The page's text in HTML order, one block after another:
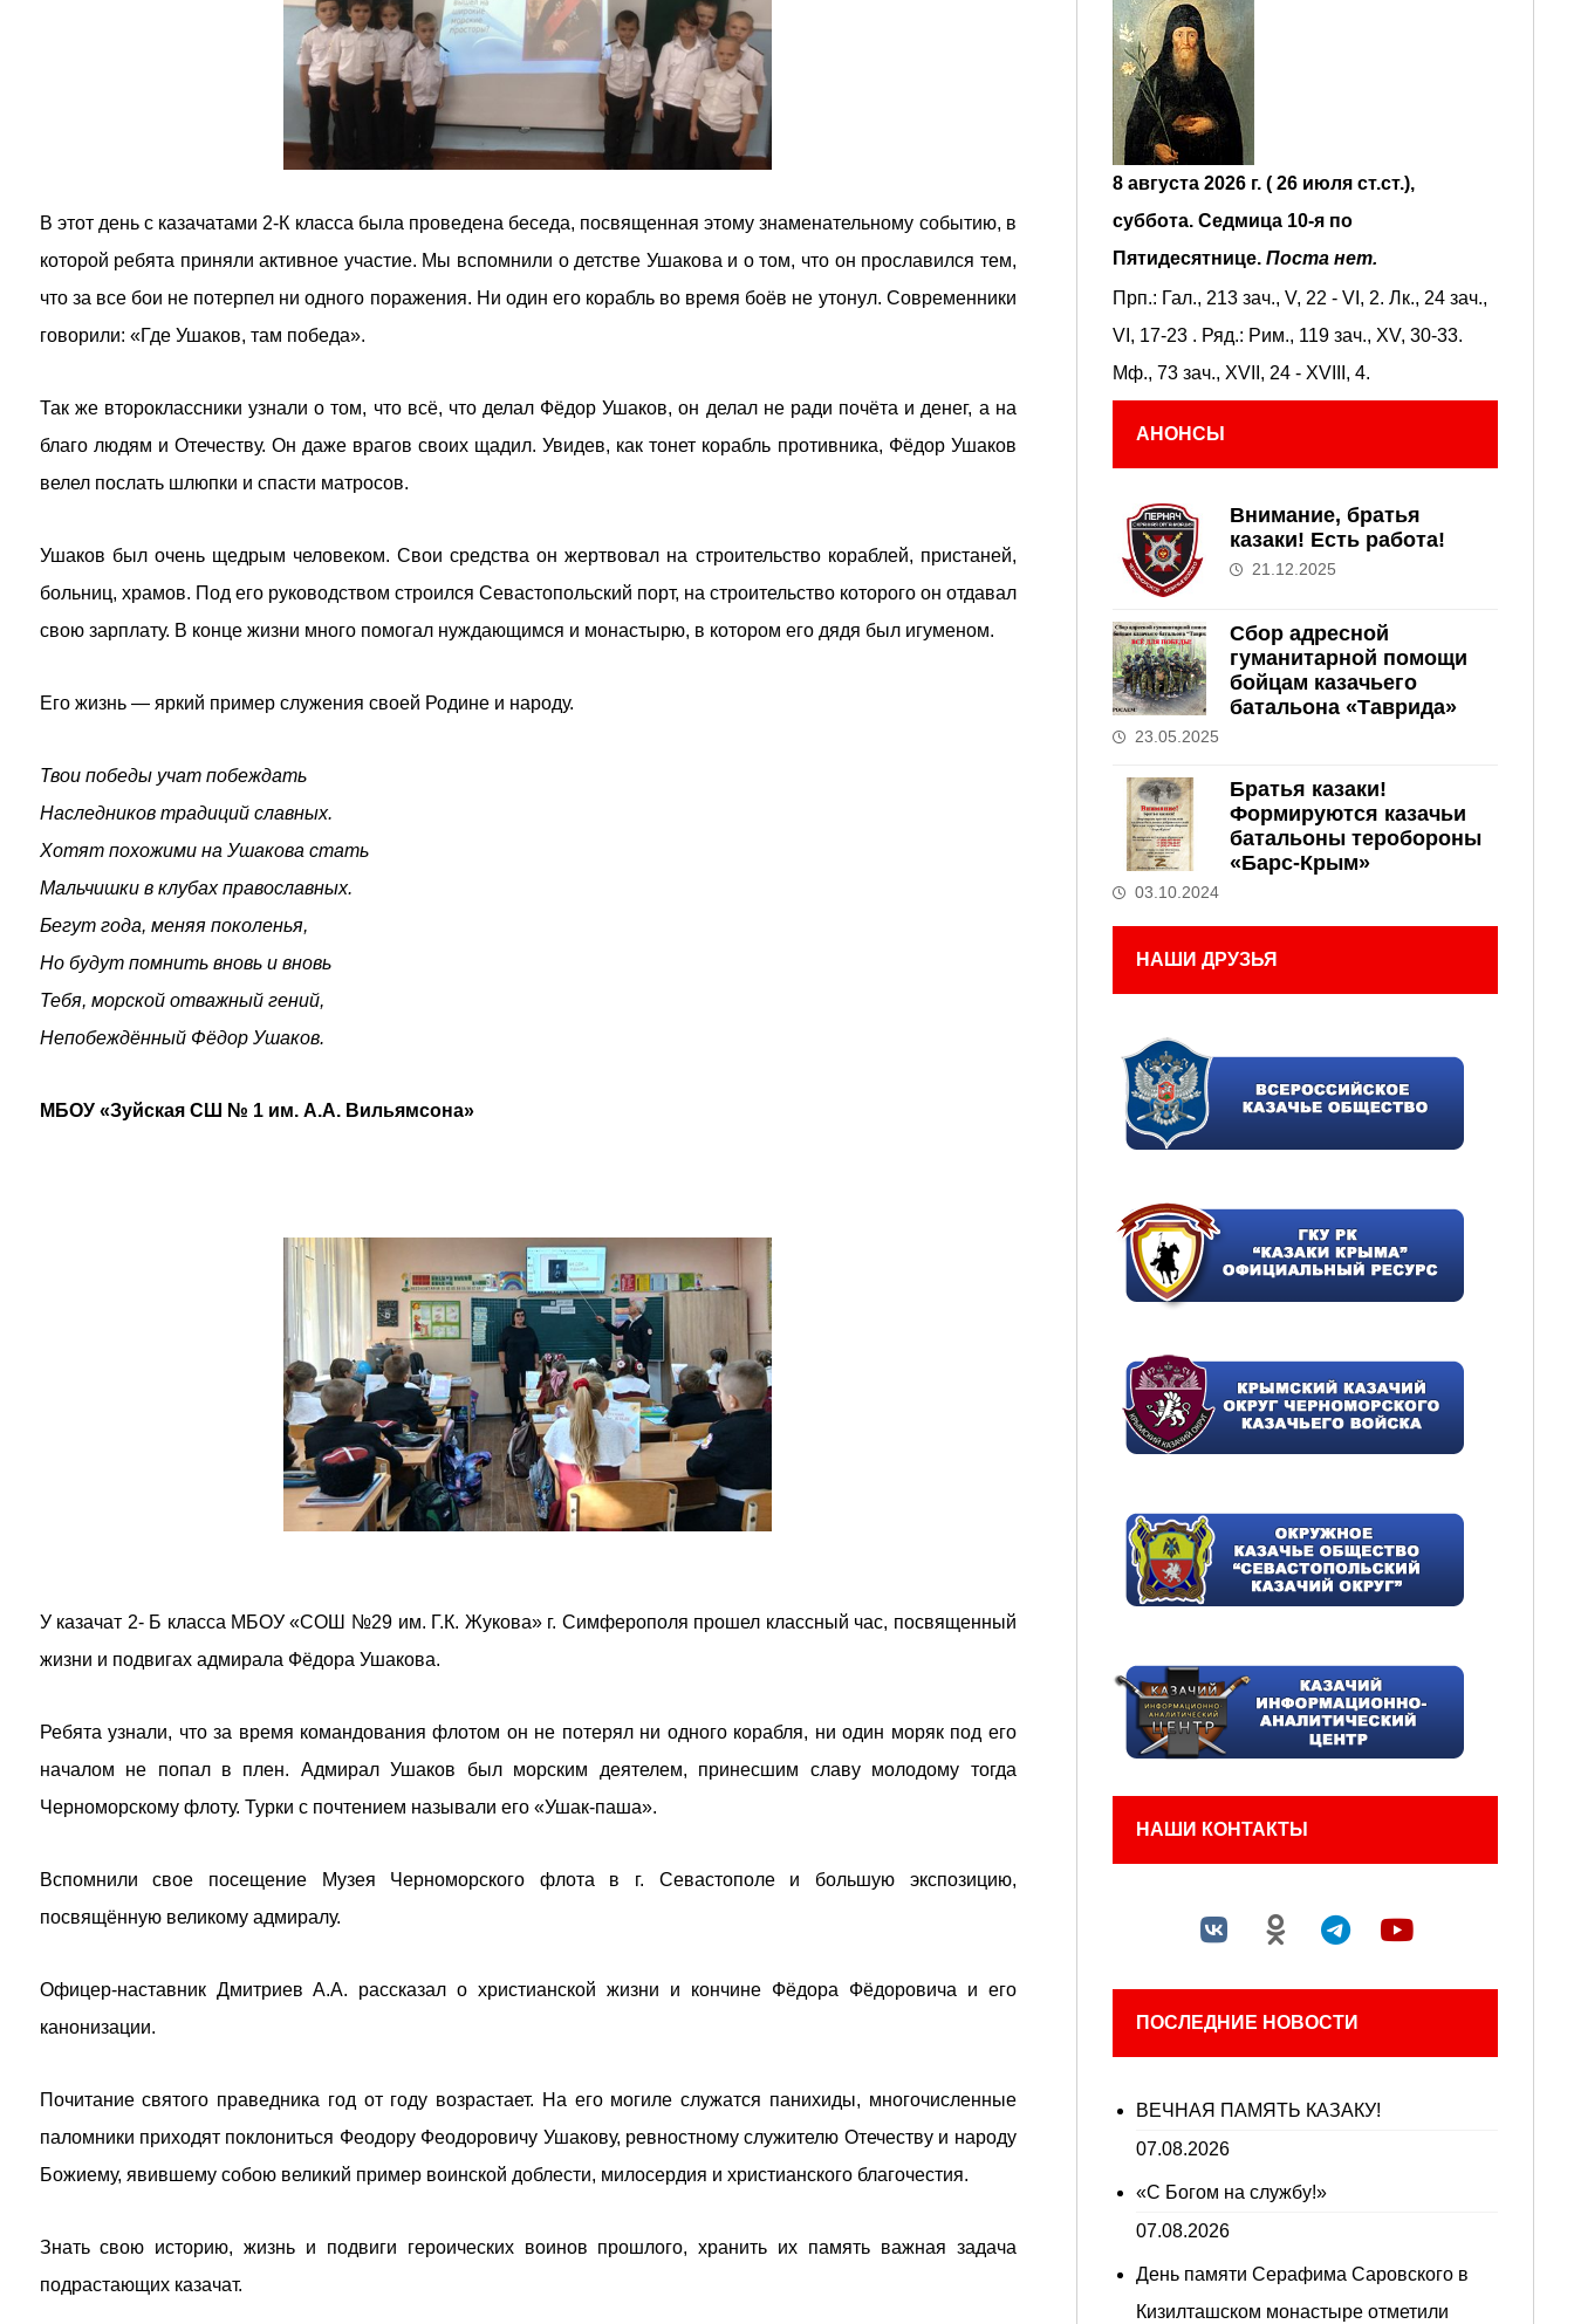
В этот день с казачатами 2-К класса была проведена беседа, посвященная этому знаменательному событию, в
которой ребята приняли активное участие. Мы вспомнили о детстве Ушакова и о том, что он прославился тем,
что за все бои не потерпел ни одного поражения. Ни один его корабль во время боёв не утонул. Современники
говорили: «Где Ушаков, там победа».
Так же второклассники узнали о том, что всё, что делал Фёдор Ушаков, он делал не ради почёта и денег, а на
благо людям и Отечеству. Он даже врагов своих щадил. Увидев, как тонет корабль противника, Фёдор Ушаков
велел послать шлюпки и спасти матросов.
Ушаков был очень щедрым человеком. Свои средства он жертвовал на строительство кораблей, пристаней,
больниц, храмов. Под его руководством строился Севастопольский порт, на строительство которого он отдавал
свою зарплату. В конце жизни много помогал нуждающимся и монастырю, в котором его дядя был игуменом.
Его жизнь — яркий пример служения своей Родине и народу.
Твои победы учат побеждать
Наследников традиций славных.
Хотят похожими на Ушакова стать
Мальчишки в клубах православных.
Бегут года, меняя поколенья,
Но будут помнить вновь и вновь
Тебя, морской отважный гений,
Непобеждённый Фёдор Ушаков.
МБОУ «Зуйская СШ № 1 им. А.А. Вильямсона»
У казачат 2- Б класса МБОУ «СОШ №29 им. Г.К. Жукова» г. Симферополя прошел классный час, посвященный
жизни и подвигах адмирала Фёдора Ушакова.
Ребята узнали, что за время командования флотом он не потерял ни одного корабля, ни один моряк под его
началом не попал в плен. Адмирал Ушаков был морским деятелем, принесшим славу молодому тогда
Черноморскому флоту. Турки с почтением называли его «Ушак-паша».
Вспомнили свое посещение Музея Черноморского флота в г. Севастополе и большую экспозицию,
посвящённую великому адмиралу.
Офицер-наставник Дмитриев А.А. рассказал о христианской жизни и кончине Фёдора Фёдоровича и его
канонизации.
Почитание святого праведника год от году возрастает. На его могиле служатся панихиды, многочисленные
паломники приходят поклониться Феодору Феодоровичу Ушакову, ревностному служителю Отечеству и народу
Божиему, явившему собою великий пример воинской доблести, милосердия и христианского благочестия.
Знать свою историю, жизнь и подвиги героических воинов прошлого, хранить их память важная задача
подрастающих казачат.
8 августа 2026 г. ( 26 июля ст.ст.),
суббота. Седмица 10-я по
Пятидесятнице. Поста нет.
Прп.: Гал., 213 зач., V, 22 - VI, 2. Лк., 24 зач.,
VI, 17-23 . Ряд.: Рим., 119 зач., XV, 30-33.
Мф., 73 зач., XVII, 24 - XVIII, 4.
АНОНСЫ
Внимание, братья
казаки! Есть работа!
21.12.2025
Сбор адресной
гуманитарной помощи
бойцам казачьего
батальона «Таврида»
23.05.2025
Братья казаки!
Формируются казачьи
батальоны теробороны
«Барс-Крым»
03.10.2024
НАШИ ДРУЗЬЯ
НАШИ КОНТАКТЫ
ПОСЛЕДНИЕ НОВОСТИ
ВЕЧНАЯ ПАМЯТЬ КАЗАКУ!
07.08.2026
«С Богом на службу!»
07.08.2026
День памяти Серафима Саровского в
Кизилташском монастыре отметили